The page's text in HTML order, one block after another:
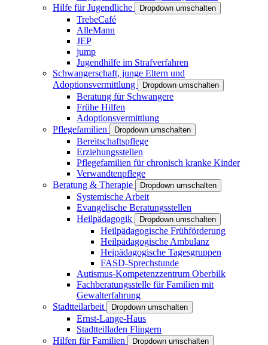
Hilfe für Jugendliche
Dropdown umschalten
TrebeCafé
AlleMann
JEP
jump
Jugendhilfe im Strafverfahren
Schwangerschaft, junge Eltern und
Adoptionsvermittlung
Dropdown umschalten
Beratung für Schwangere
Frühe Hilfen
Adoptionsvermittlung
Pflegefamilien
Dropdown umschalten
Bereitschaftspflege
Erziehungsstellen
Pflegefamilien für chronisch kranke Kinder
Verwandtenpflege
Beratung & Therapie
Dropdown umschalten
Systemische Arbeit
Evangelische Beratungsstellen
Heilpädagogik
Dropdown umschalten
Heilpädagogische Frühförderung
Heilpädagogische Ambulanz
Heipädagogische Tagesgruppen
FASD-Sprechstunde
Autismus-Kompetenzzentrum Oberbilk
Fachberatungsstelle für Familien mit
Gewalterfahrung
Stadtteilarbeit
Dropdown umschalten
Ernst-Lange-Haus
Stadtteilladen Flingern
Hilfen für Familien
Dropdown umschalten